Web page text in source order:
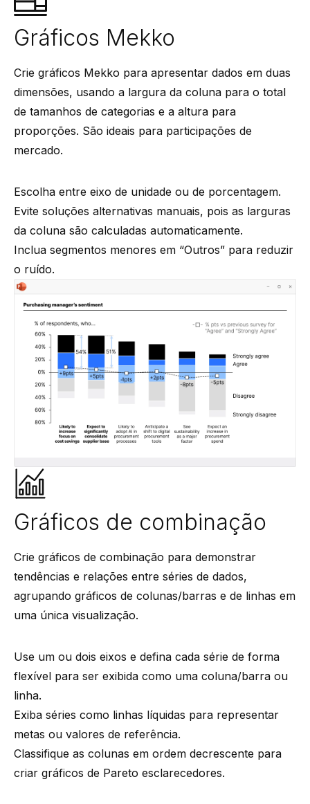
Gráficos Mekko
Crie gráficos Mekko para apresentar dados em duas
dimensões, usando a largura da coluna para o total
de tamanhos de categorias e a altura para
proporções. São ideais para participações de
mercado.
Escolha entre eixo de unidade ou de porcentagem.
Evite soluções alternativas manuais, pois as larguras
da coluna são calculadas automaticamente.
Inclua segmentos menores em “Outros” para reduzir
o ruído.
Gráficos de combinação
Crie gráficos de combinação para demonstrar
tendências e relações entre séries de dados,
agrupando gráficos de colunas/barras e de linhas em
uma única visualização.
Use um ou dois eixos e defina cada série de forma
flexível para ser exibida como uma coluna/barra ou
linha.
Exiba séries como linhas líquidas para representar
metas ou valores de referência.
Classifique as colunas em ordem decrescente para
criar gráficos de Pareto esclarecedores.